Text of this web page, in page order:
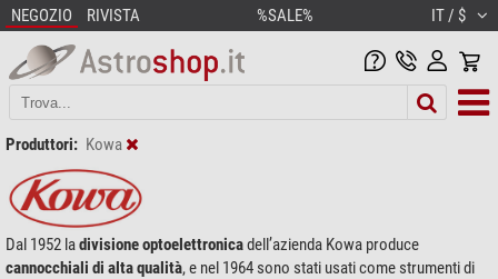
NEGOZIO RIVISTA %SALE% IT / $
Produttori: Kowa
Dal 1952 ladivisione optoelettronicadell’azienda Kowa produce
cannocchiali di alta qualità, e nel 1964 sono stati usati come strumenti di